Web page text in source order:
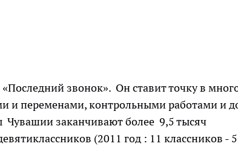
звонок». Он ставит точку в
и переменами, контрольными работами и
заканчивают более 9,5 тысяч
(2011 год : 11 классников -